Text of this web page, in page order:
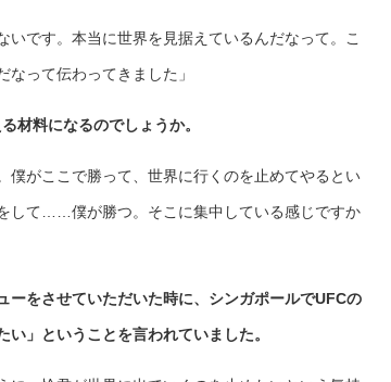
いです。本当に世界を見据えているんだなって。こ
って伝わってきました」
材料になるのでしょうか。
僕がここで勝って、世界に行くのを止めてやるとい
して……僕が勝つ。そこに集中している感じですか
をさせていただいた時に、シンガポールでUFCの
」ということを言われていました。